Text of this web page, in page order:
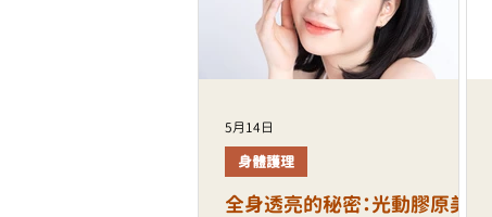
全身透亮的秘密：光動膠原美
身體護理
5月14日